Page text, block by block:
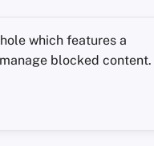
which features a
blocked content.